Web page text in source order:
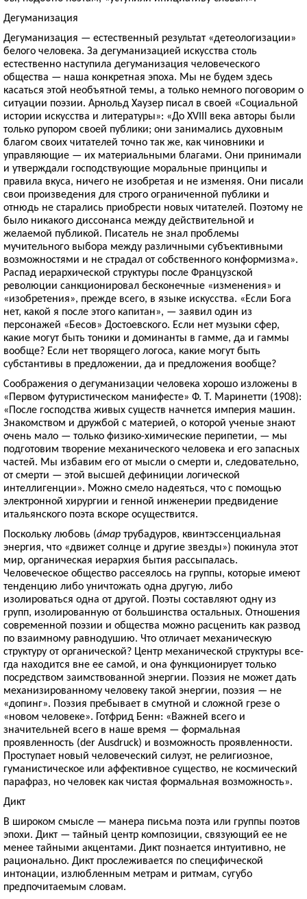
Дегуманизация
Дегуманизация — естественный результат «детеологизации»
белого человека. За дегуманизацией искусства столь
естественно наступила дегуманизация человеческого
общества — наша конкретная эпоха. Мы не будем здесь
касаться этой необъятной темы, а только немного поговорим о
ситуации поэзии. Арнольд Хаузер писал в своей «Социальной
истории искусства и литературы»: «До XVIII века авторы были
только рупором своей публики; они занимались духовным
благом своих читателей точно так же, как чиновники и
управляющие — их материальными благами. Они принимали
и утверждали господствующие моральные принципы и
правила вкуса, ничего не изобретая и не изменяя. Они писали
свои произведения для строго ограниченной публики и
отнюдь не старались приобрести новых читателей. Поэтому не
было никакого диссонанса между действительной и
желаемой публикой. Писатель не знал проблемы
мучительного выбора между различными субъективными
возможностями и не страдал от собственного конформизма».
Распад иерархической структуры после Французской
революции санкционировал бесконечные «изменения» и
«изобретения», преж­де всего, в языке искусства. «Если Бога
нет, какой я после этого капитан», — заявил один из
персонажей «Бесов» Достоевского. Если нет музыки сфер,
какие могут быть тоники и доминанты в гамме, да и гаммы
вообще? Если нет творящего логоса, какие могут быть
субстантивы в предложении, да и предложения вообще?
Соображения о дегуманизации человека хорошо изложены в
«Первом футуристическом манифесте» Ф. Т. Маринетти (1908):
«После господства живых существ начнется империя машин.
Знакомством и дружбой с материей, о которой ученые знают
очень мало — только физико-химические перипетии, — мы
подготовим творение механического человека и его запасных
частей. Мы избавим его от мысли о смерти и, следовательно,
от смерти — этой высшей дефиниции логической
интеллигенции». Можно смело надеяться, что с помощью
электронной хирургии и генной инженерии предвидение
итальянского поэта вскоре осуществится.
Поскольку любовь (áмар трубадуров, квинтэссенциальная
энергия, что «движет солнце и другие звезды») покинула этот
мир, органическая иерархия бытия рассыпалась.
Человеческое общество рассеялось на группы, которые имеют
тенденцию либо уничтожать одна другую, либо
изолироваться одна от другой. Поэты составляют одну из
групп, изолированную от большинства остальных. Отношения
современной поэзии и общества можно расценить как развод
по взаимному равнодушию. Что отличает механическую
структуру от органической? Центр механической структуры все­
гда находится вне ее самой, и она функционирует только
посредством заимствованной энергии. Поэзия не может дать
механизированному человеку такой энергии, поэзия — не
«допинг». Поэзия пребывает в смутной и сложной грезе о
«новом человеке». Готфрид Бенн: «Важней всего и
значительней всего в наше время — формальная
проявленность (der Ausdruck) и возможность проявленности.
Проступает новый человеческий силуэт, не религиозное,
гуманистическое или аффективное существо, не космический
парафраз, но человек как чистая формальная возможность».
Дикт
В широком смысле — манера письма поэта или группы поэ­тов
эпохи. Дикт — тайный центр композиции, связующий ее не
менее тайными акцентами. Дикт познается интуитивно, не
рационально. Дикт прослеживается по специфической
интонации, излюбленным метрам и ритмам, сугубо
предпочитаемым словам.